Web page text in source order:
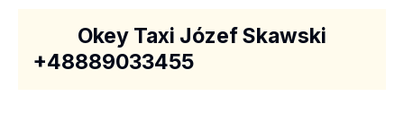
Okey Taxi Józef Skawski
+48889033455